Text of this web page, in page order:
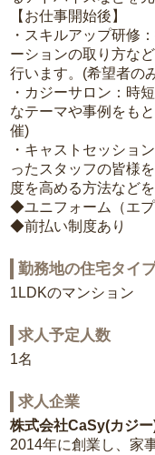
【お仕事開始後】
・スキルアップ研修
ーションの取り方な
行います。(希望者の
・カジーサロン：時
なテーマや事例をも
催)
・キャストセッショ
ったスタッフの皆様
度を高める方法など
◆ユニフォーム（エ
◆前払い制度あり
勤務地の住宅タイ
1LDKのマンション
求人予定人数
1名
求人企業
株式会社CaSy(カジ
2014年に創業し、家